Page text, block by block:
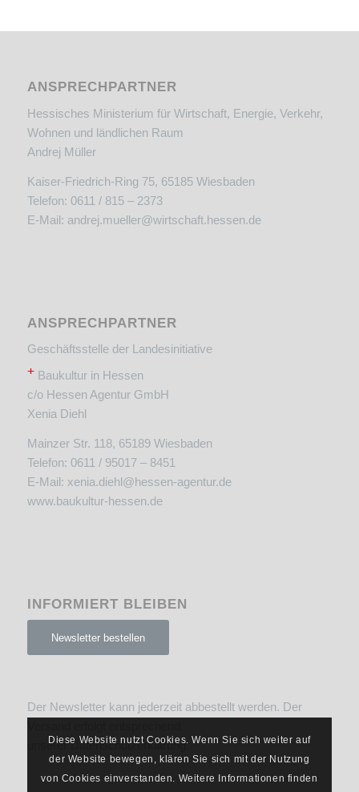
ANSPRECHPARTNER
Hessisches Ministerium für Wirtschaft, Energie, Verkehr,
Wohnen und ländlichen Raum
Andrej Müller
Kaiser-Friedrich-Ring 75, 65185 Wiesbaden
Telefon: 0611 / 815 – 2373
E-Mail: andrej.mueller@wirtschaft.hessen.de
ANSPRECHPARTNER
Geschäftsstelle der Landesinitiative
+Baukultur in Hessen
c/o Hessen Agentur GmbH
Xenia Diehl
Mainzer Str. 118, 65189 Wiesbaden
Telefon: 0611 / 95017 – 8451
E-Mail: xenia.diehl@hessen-agentur.de
www.baukultur-hessen.de
INFORMIERT BLEIBEN
Newsletter bestellen
Der Newsletter kann jederzeit abbestellt werden. Der
unsererDatenschutzerklärung.
Diese Website nutzt Cookies. Wenn Sie sich weiter auf
der Website bewegen, klären Sie sich mit der Nutzung
von Cookies einverstanden. Weitere Informationen finden